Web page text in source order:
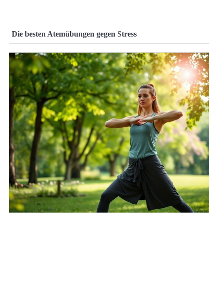
Die besten Atemübungen gegen Stress